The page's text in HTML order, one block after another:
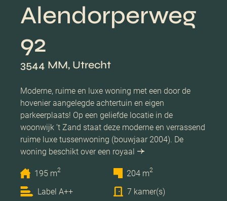
Alendorperweg
92
3544 MM, Utrecht
Moderne, ruime en luxe woning met een door de
hovenier aangelegde achtertuin en eigen
parkeerplaats! Op een geliefde locatie in de
woonwijk ’t Zand staat deze moderne en verrassend
ruime luxe tussenwoning (bouwjaar 2004). De
woning beschikt over een royaal
195 m2 204 m2
Label A++ 7 kamer(s)